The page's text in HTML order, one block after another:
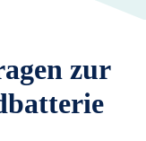
zur